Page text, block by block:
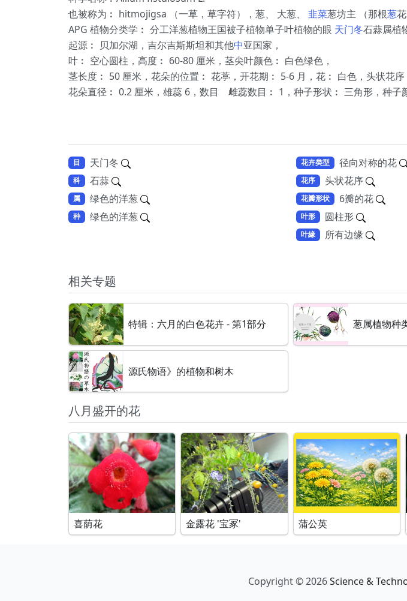
也被称为︰ hitmojigsa （一草，草字符），葱、 大葱、 韭菜葱坊主 （那根葱花
APG 植物分类学︰ 分工洋葱植物王国被子植物单子叶植物的眼 天门冬石蒜属植
起源︰ 贝加尔湖，吉尔吉斯斯坦和其他中亚国家，
叶︰ 空心圆柱，高度︰ 60-80 厘米，茎尖叶颜色︰ 白色绿色，
茎长度︰ 50 厘米，花朵的位置︰ 花葶，开花期︰ 5-6 月，花︰ 白色，头状花
花朵直径︰ 0.2 厘米，雄蕊 6，数目 雌蕊数目︰ 1，种子形状︰ 三角形，种子
目 天门冬
科 石蒜
属 绿色的洋葱
种 绿色的洋葱
花卉类型 径向对称的花
花序 头状花序
花瓣形状 6瓣的花
叶形 圆柱形
叶緣 所有边缘
相关专题
特辑：六月的白色花卉 - 第1部分 葱属植物种
源氏物语》的植物和树木
八月盛开的花
喜荫花 金露花 '宝冢' 蒲公英
Copyright © 2026Science &